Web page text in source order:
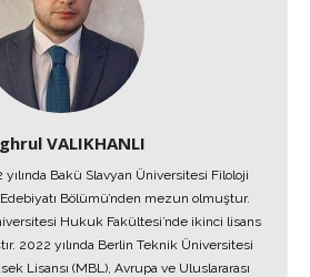
VALIKHANLI
yılında Bakü Slavyan Üniversitesi Filoloji
Bölümü’nden mezun olmuştur.
Hukuk Fakültesi’nde ikinci lisans
2022 yılında Berlin Teknik Üniversitesi
Lisansı (MBL), Avrupa ve Uluslararası